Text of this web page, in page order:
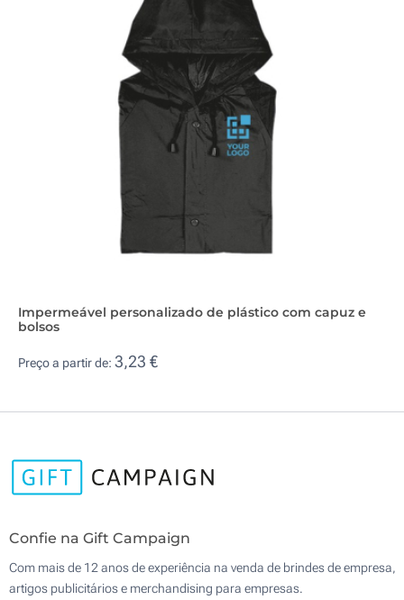
Impermeável personalizado de plástico com capuz e
bolsos
Preço a partir de: 3,23 €
Confie na Gift Campaign
Com mais de 12 anos de experiência na venda de brindes de empresa,
artigos publicitários e merchandising para empresas.